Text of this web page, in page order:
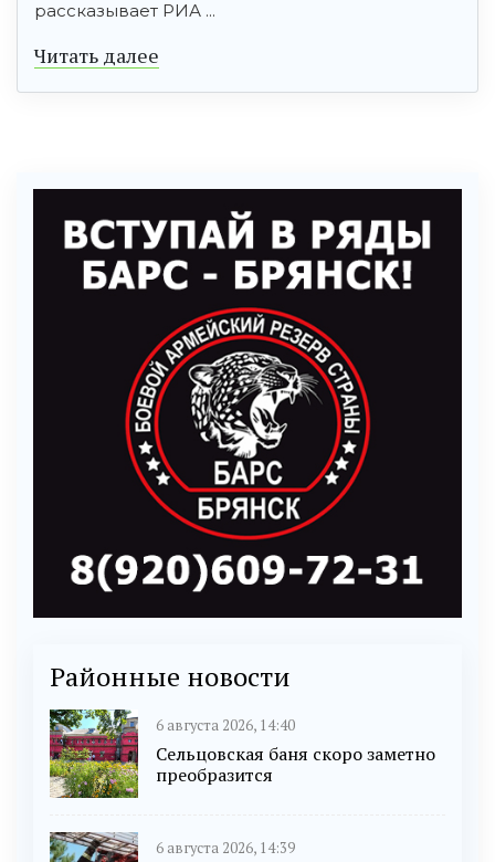
рассказывает РИА ...
Читать далее
Районные новости
6 августа 2026, 14:40
Сельцовская баня скоро заметно
преобразится
6 августа 2026, 14:39